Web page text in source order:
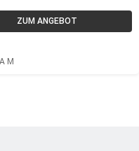
ZUM ANGEBOT
M